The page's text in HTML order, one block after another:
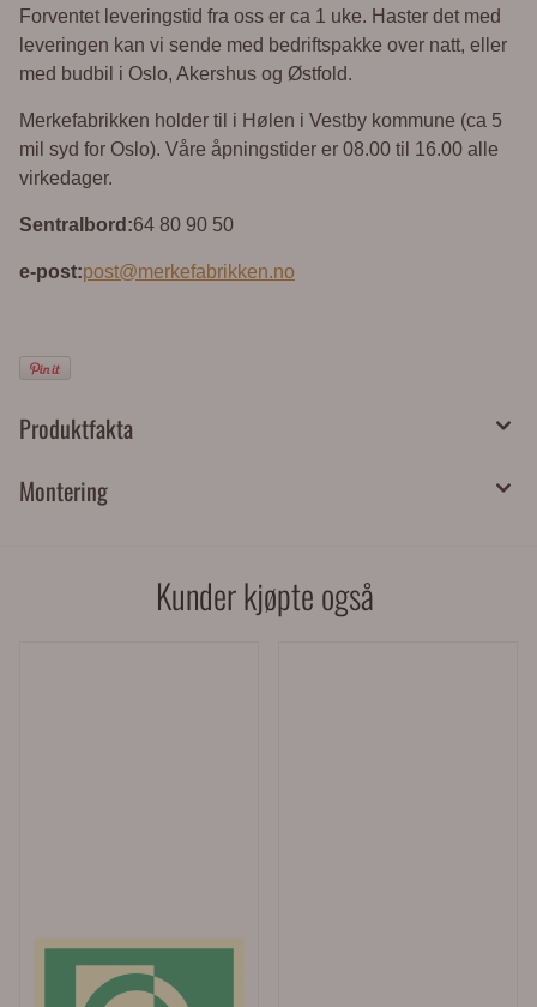
Forventet leveringstid fra oss er ca 1 uke. Haster det med
leveringen kan vi sende med bedriftspakke over natt, eller
med budbil i Oslo, Akershus og Østfold.
Merkefabrikken holder til i Hølen i Vestby kommune (ca 5
mil syd for Oslo). Våre åpningstider er 08.00 til 16.00 alle
virkedager.
Sentralbord:64 80 90 50
e-post:post@merkefabrikken.no
Produktfakta
Montering
Kunder kjøpte også